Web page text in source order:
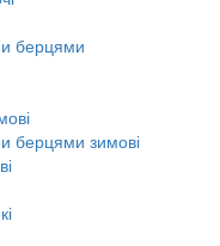
берцями
берцями зимові